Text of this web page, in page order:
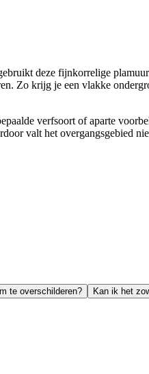
deze fijnkorrelige
Zo krijg je een vlakke
verfsoort of aparte
valt het overgangsgebied
te overschilderen?
Kan ik het